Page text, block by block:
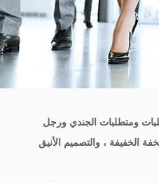
ومتطلبات الجندي ورجل
الخفيفة ، والتصميم الأنيق